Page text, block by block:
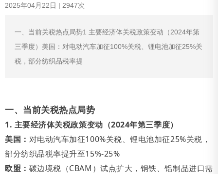
2025年04月22日 | 2947次
一、当前关税热点局势1 主要经济体关税政策变动（2024年第
三季度）美国：对电动汽车加征100%关税、锂电池加征25%关
税，部分纺织品税率提
一、当前关税热点局势
1. 主要经济体关税政策变动（2024年第三季度）
美国： 对电动汽车加征100%关税、锂电池加征25%关税，
部分纺织品税率提升至15%-25%
欧盟： 碳边境税（CBAM）试点扩大，钢铁、铝制品进口需